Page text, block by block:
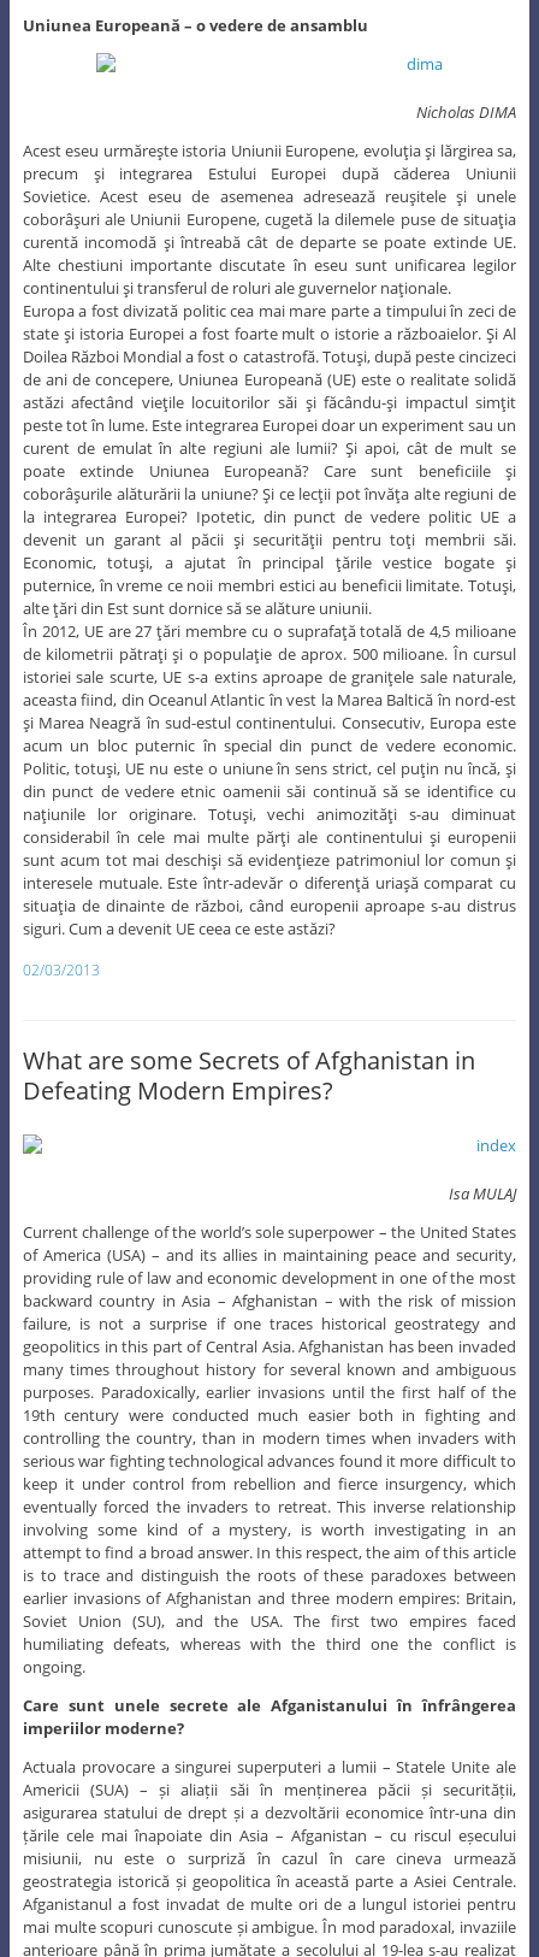
Uniunea Europeană – o vedere de ansamblu
Nicholas DIMA
Acest eseu urmăreşte istoria Uniunii Europene, evoluţia şi lărgirea sa,
precum şi integrarea Estului Europei după căderea Uniunii
Sovietice. Acest eseu de asemenea adresează reuşitele şi unele
coborâşuri ale Uniunii Europene, cugetă la dilemele puse de situaţia
curentă incomodă şi întreabă cât de departe se poate extinde UE.
Alte chestiuni importante discutate în eseu sunt unificarea legilor
continentului şi transferul de roluri ale guvernelor naţionale.
Europa a fost divizată politic cea mai mare parte a timpului în zeci de
state şi istoria Europei a fost foarte mult o istorie a războaielor. Şi Al
Doilea Război Mondial a fost o catastrofă. Totuşi, după peste cincizeci
de ani de concepere, Uniunea Europeană (UE) este o realitate solidă
astăzi afectând vieţile locuitorilor săi şi făcându-şi impactul simţit
peste tot în lume. Este integrarea Europei doar un experiment sau un
curent de emulat în alte regiuni ale lumii? Şi apoi, cât de mult se
poate extinde Uniunea Europeană? Care sunt beneficiile şi
coborâşurile alăturării la uniune? Şi ce lecţii pot învăţa alte regiuni de
la integrarea Europei? Ipotetic, din punct de vedere politic UE a
devenit un garant al păcii şi securităţii pentru toţi membrii săi.
Economic, totuşi, a ajutat în principal ţările vestice bogate şi
puternice, în vreme ce noii membri estici au beneficii limitate. Totuşi,
alte ţări din Est sunt dornice să se alăture uniunii.
În 2012, UE are 27 ţări membre cu o suprafaţă totală de 4,5 milioane
de kilometrii pătraţi şi o populaţie de aprox. 500 milioane. În cursul
istoriei sale scurte, UE s-a extins aproape de graniţele sale naturale,
aceasta fiind, din Oceanul Atlantic în vest la Marea Baltică în nord-est
şi Marea Neagră în sud-estul continentului. Consecutiv, Europa este
acum un bloc puternic în special din punct de vedere economic.
Politic, totuşi, UE nu este o uniune în sens strict, cel puţin nu încă, şi
din punct de vedere etnic oamenii săi continuă să se identifice cu
naţiunile lor originare. Totuşi, vechi animozităţi s-au diminuat
considerabil în cele mai multe părţi ale continentului şi europenii
sunt acum tot mai deschişi să evidenţieze patrimoniul lor comun şi
interesele mutuale. Este într-adevăr o diferenţă uriaşă comparat cu
situaţia de dinainte de război, când europenii aproape s-au distrus
siguri. Cum a devenit UE ceea ce este astăzi?
02/03/2013
What are some Secrets of Afghanistan in
Defeating Modern Empires?
Isa MULAJ
Current challenge of the world’s sole superpower – the United States
of America (USA) – and its allies in maintaining peace and security,
providing rule of law and economic development in one of the most
backward country in Asia – Afghanistan – with the risk of mission
failure, is not a surprise if one traces historical geostrategy and
geopolitics in this part of Central Asia. Afghanistan has been invaded
many times throughout history for several known and ambiguous
purposes. Paradoxically, earlier invasions until the first half of the
19th century were conducted much easier both in fighting and
controlling the country, than in modern times when invaders with
serious war fighting technological advances found it more difficult to
keep it under control from rebellion and fierce insurgency, which
eventually forced the invaders to retreat. This inverse relationship
involving some kind of a mystery, is worth investigating in an
attempt to find a broad answer. In this respect, the aim of this article
is to trace and distinguish the roots of these paradoxes between
earlier invasions of Afghanistan and three modern empires: Britain,
Soviet Union (SU), and the USA. The first two empires faced
humiliating defeats, whereas with the third one the conflict is
ongoing.
Care sunt unele secrete ale Afganistanului în înfrângerea
imperiilor moderne?
Actuala provocare a singurei superputeri a lumii – Statele Unite ale
Americii (SUA) – și aliații săi în menținerea păcii și securității,
asigurarea statului de drept și a dezvoltării economice într-una din
țările cele mai înapoiate din Asia – Afganistan – cu riscul eșecului
misiunii, nu este o surpriză în cazul în care cineva urmează
geostrategia istorică și geopolitica în această parte a Asiei Centrale.
Afganistanul a fost invadat de multe ori de a lungul istoriei pentru
mai multe scopuri cunoscute și ambigue. În mod paradoxal, invaziile
anterioare până în prima jumătate a secolului al 19-lea s-au realizat